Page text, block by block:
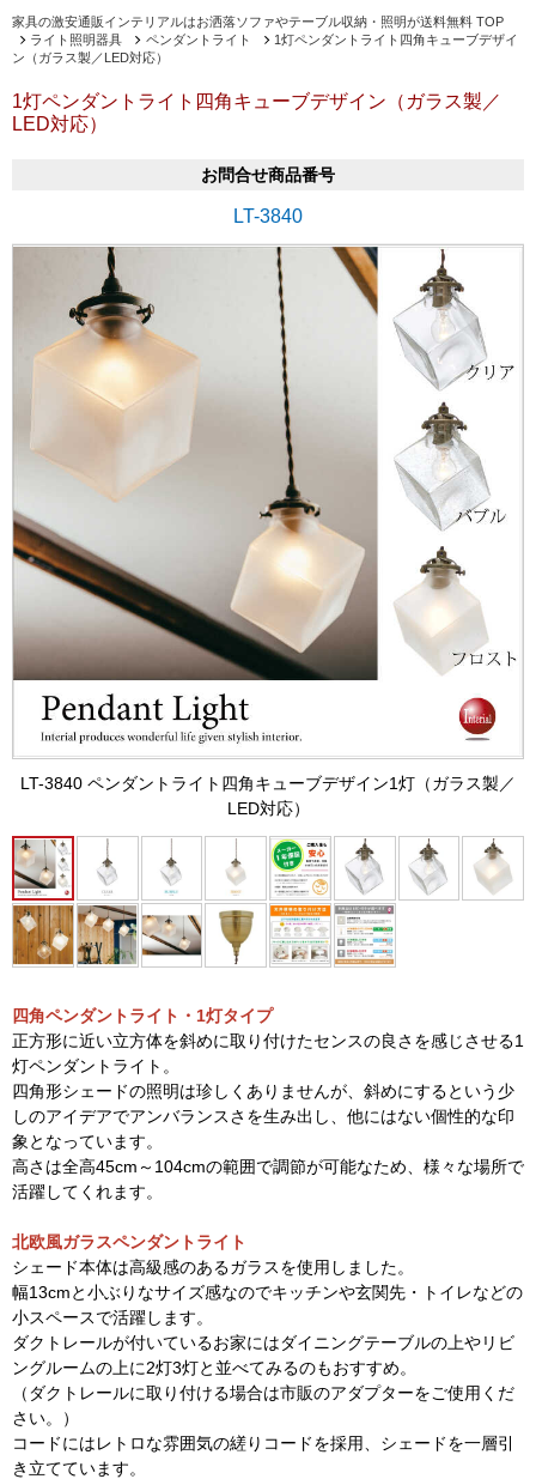
家具の激安通販インテリアルはお洒落ソファやテーブル収納・照明が送料無料 TOP
ライト照明器具
ペンダントライト
1灯ペンダントライト四角キューブデザイ
ン（ガラス製／LED対応）
1灯ペンダントライト四角キューブデザイン（ガラス製／
LED対応）
お問合せ商品番号
LT-3840
LT-3840 ペンダントライト四角キューブデザイン1灯（ガラス製／
LED対応）
四角ペンダントライト・1灯タイプ
正方形に近い立方体を斜めに取り付けたセンスの良さを感じさせる1
灯ペンダントライト。
四角形シェードの照明は珍しくありませんが、斜めにするという少
しのアイデアでアンバランスさを生み出し、他にはない個性的な印
象となっています。
高さは全高45cm～104cmの範囲で調節が可能なため、様々な場所で
活躍してくれます。
北欧風ガラスペンダントライト
シェード本体は高級感のあるガラスを使用しました。
幅13cmと小ぶりなサイズ感なのでキッチンや玄関先・トイレなどの
小スペースで活躍します。
ダクトレールが付いているお家にはダイニングテーブルの上やリビ
ングルームの上に2灯3灯と並べてみるのもおすすめ。
（ダクトレールに取り付ける場合は市販のアダプターをご使用くだ
さい。）
コードにはレトロな雰囲気の縒りコードを採用、シェードを一層引
き立てています。